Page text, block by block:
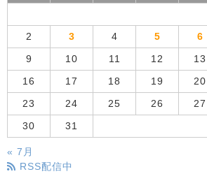
2 3 4 5 6
9 10 11 12 13
16 17 18 19 20
23 24 25 26 27
30 31
« 7月
RSS配信中